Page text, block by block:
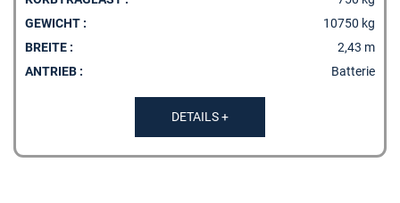
GEWICHT :
10750 kg
BREITE :
2,43 m
ANTRIEB :
Batterie
DETAILS +